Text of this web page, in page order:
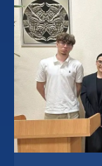
генеральним
лікарем